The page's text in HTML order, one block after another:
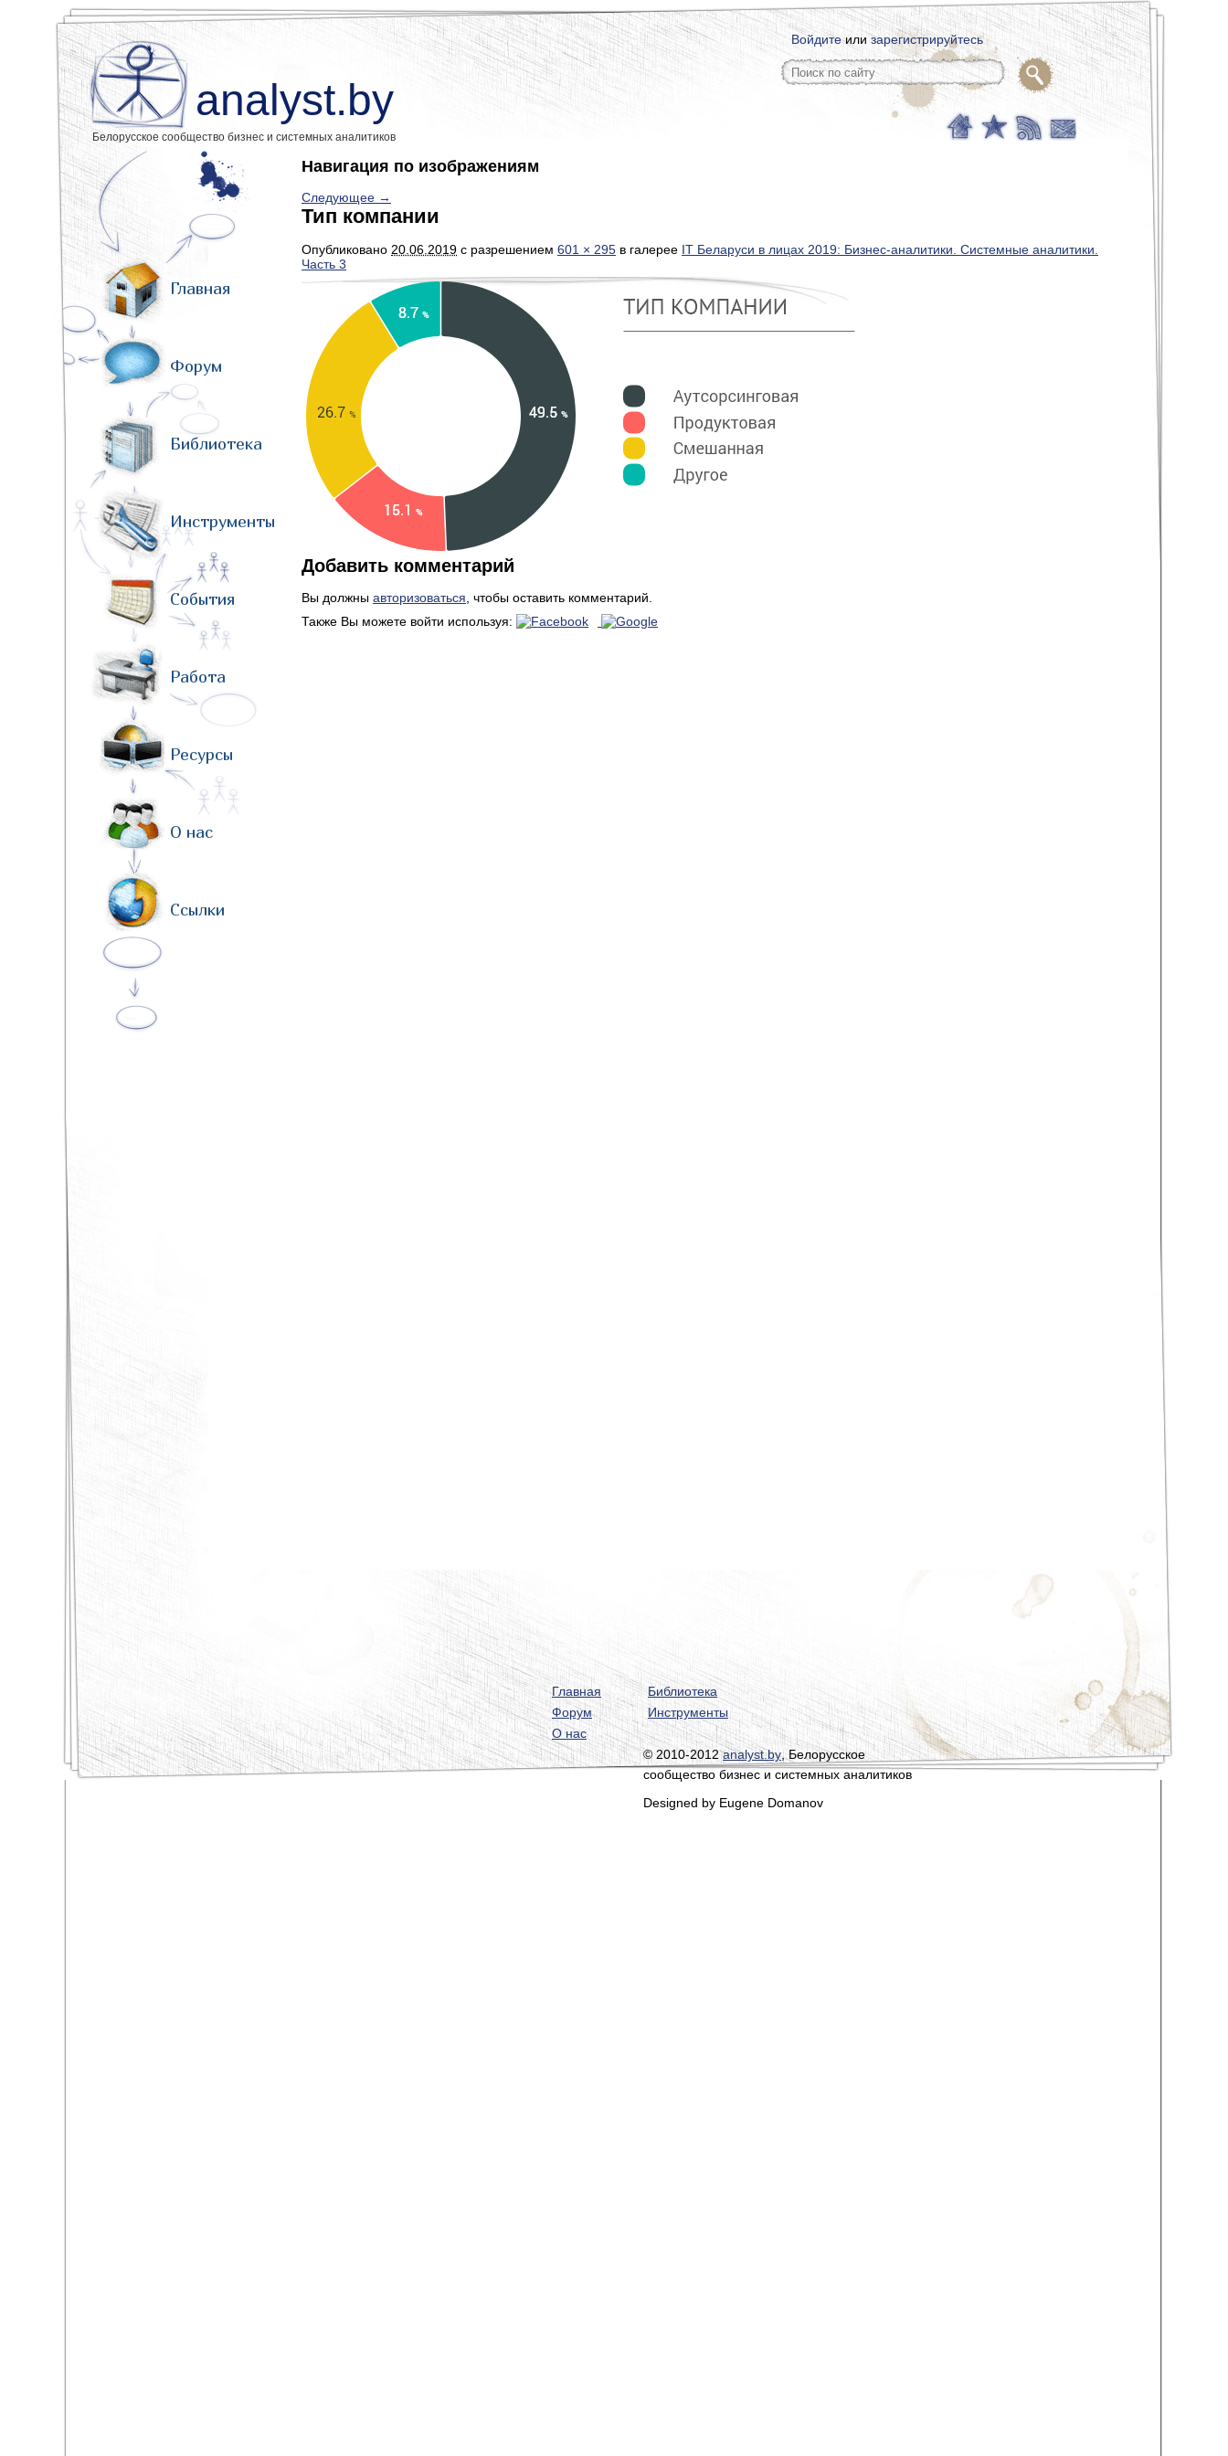
analyst.by
Белорусское сообщество бизнес и системных аналитиков
Войдитеилизарегистрируйтесь
Главная
Форум
Библиотека
Инструменты
События
Работа
Ресурсы
О нас
Ссылки
Навигация по изображениям
Следующее →
Тип компании
Опубликовано 20.06.2019 с разрешением 601 × 295 в галерее IT Беларуси в лицах 2019: Бизнес-аналитики. Системные аналитики.
Часть 3
Добавить комментарий
Вы должны авторизоваться , чтобы оставить комментарий.
Также Вы можете войти используя:
Главная
Библиотека
Форум
Инструменты
О нас
© 2010-2012analyst.by, Белорусское
сообщество бизнес и системных аналитиков
Designed by Eugene Domanov